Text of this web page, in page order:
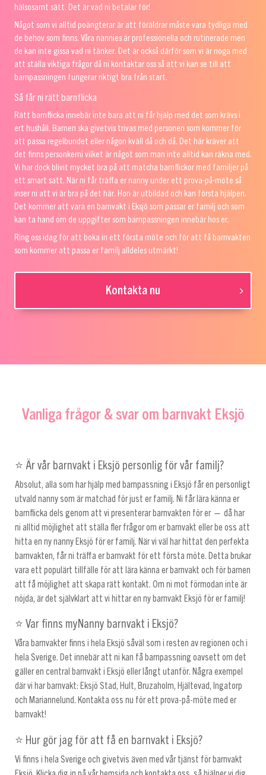
hälsosamt sätt. Det är vad ni betalar för!
Något som vi alltid poängterar är att föräldrar måste vara tydliga med
de behov som finns. Våra nannies är professionella och rutinerade men
de kan inte gissa vad ni tänker. Det är också därför som vi är noga med
att ställa viktiga frågor då ni kontaktar oss så att vi kan se till att
barnpassningen fungerar riktigt bra från start.
Så får ni rätt barnflicka
Rätt barnflicka innebär inte bara att ni får hjälp med det som krävs i
ert hushåll. Barnen ska givetvis trivas med personen som kommer för
att passa regelbundet eller någon kväll då och då. Det här kräver att
det finns personkemi vilket är något som man inte alltid kan räkna med.
Vi har dock blivit mycket bra på att matcha barnflickor med familjer på
ett smart sätt. När ni får träffa er nanny under ett prova-på-möte så
inser ni att vi är bra på det här. Hon är utbildad och kan första hjälpen.
Det kommer att vara en barnvakt i Eksjö som passar er familj och som
kan ta hand om de uppgifter som barnpassningen innebär hos er.
Ring oss idag för att boka in ett första möte och för att få barnvakten
som kommer att passa er familj alldeles utmärkt!
Kontakta nu
Vanliga frågor & svar om barnvakt Eksjö
⭐ Är vår barnvakt i Eksjö personlig för vår familj?
Absolut, alla som har hjälp med barnpassning i Eksjö får en personligt
utvald nanny som är matchad för just er familj. Ni får lära känna er
barnflicka dels genom att vi presenterar barnvakten för er — då har
ni alltid möjlighet att ställa fler frågor om er barnvakt eller be oss att
hitta en ny nanny Eksjö för er familj. När vi väl har hittat den perfekta
barnvakten, får ni träffa er barnvakt för ett första möte. Detta brukar
vara ett populärt tillfälle för att lära känna er barnvakt och för barnen
att få möjlighet att skapa rätt kontakt. Om ni mot förmodan inte är
nöjda, är det självklart att vi hittar en ny barnvakt Eksjö för er familj!
⭐ Var finns myNanny barnvakt i Eksjö?
Våra barnvakter finns i hela Eksjö såväl som i resten av regionen och i
hela Sverige. Det innebär att ni kan få barnpassning oavsett om det
gäller en central barnvakt i Eksjö eller långt utanför. Några exempel
där vi har barnvakt: Eksjö Stad, Hult, Bruzaholm, Hjältevad, Ingatorp
och Mariannelund. Kontakta oss nu för ett prova-på-möte med er
barnvakt!
⭐ Hur gör jag för att få en barnvakt i Eksjö?
Vi finns i hela Sverige och givetvis även med vår tjänst för barnvakt